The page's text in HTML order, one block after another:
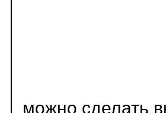
можно сделать